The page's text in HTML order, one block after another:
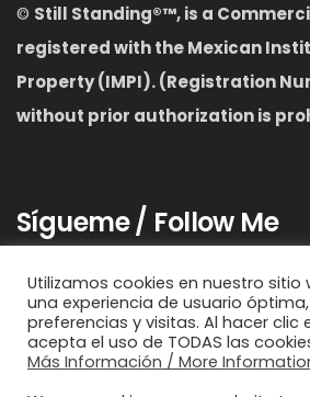
© Still Standing®™,is a
registered with the Mexican
Property (IMPI). (Registration
without prior authorization is
Sígueme / Follow Me
Utilizamos cookies en nuestro sitio
una experiencia de usuario
preferencias y visitas. Al hacer clic
acepta el uso de TODAS las
Más Información / More